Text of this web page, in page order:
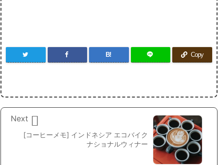
B! Copy
[コーヒーメモ] インドネシア エコバイク
ナショナルウィナー

Next